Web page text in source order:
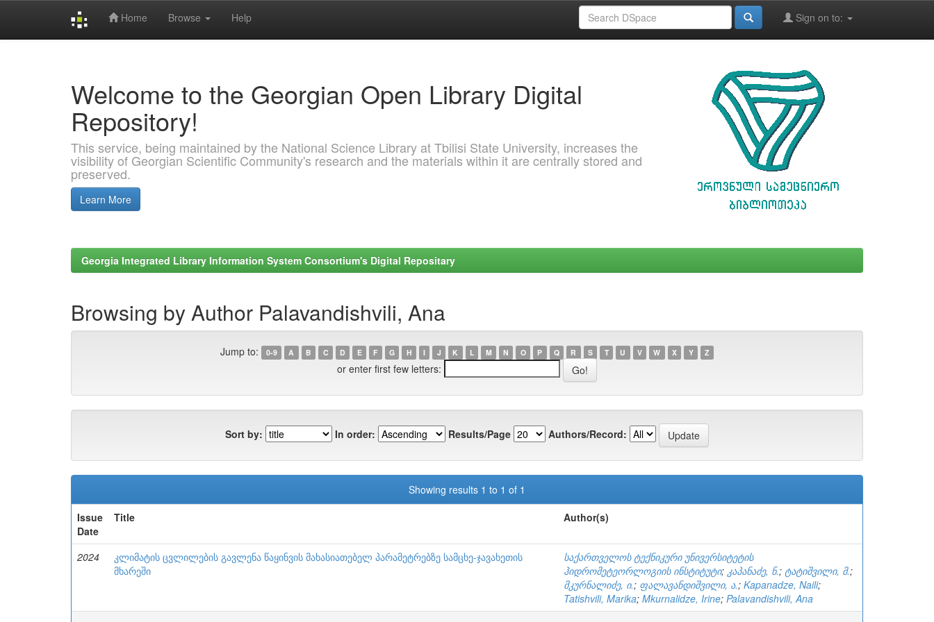
Home Browse Help Sign on to:
Welcome to the Georgian Open Library Digital
Repository!
This service, being maintained by the National Science Library at Tbilisi State University, increases the
visibility of Georgian Scientific Community's research and the materials within it are centrally stored and
preserved.
Learn More
Georgia Integrated Library Information System Consortium's Digital Repositary
Browsing by Author Palavandishvili, Ana
Jump to: 0-9 A B C D E F G H I J K L M N O P Q R S T U V W X Y Z
or enter first few letters:
Sort by: In order: Results/Page Authors/Record:
Showing results 1 to 1 of 1
Issue
Date
Title Author(s)
2024
კლიმატის ცვლილების გავლენა წაყინვის მახასიათებელ პარამეტრებზე სამცხე-ჯავახეთის
მხარეში
საქართველოს ტექნიკური უნივერსიტეტის
ჰიდრომეტეორლოგიის ინსტიტუტი; კაპანაძე, ნ.; ტატიშვილი, მ.;
მკურნალიძე, ი.; ფალავანდიშვილი, ა.; Kapanadze, Naili;
Tatishvili, Marika; Mkurnalidze, Irine; Palavandishvili, Ana